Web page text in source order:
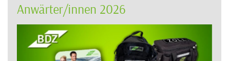
Anwärter/innen 2026